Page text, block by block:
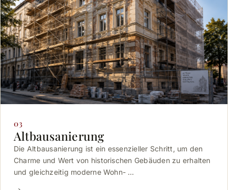
03
Altbausanierung
Die Altbausanierung ist ein essenzieller Schritt, um den
Charme und Wert von historischen Gebäuden zu erhalten
und gleichzeitig moderne Wohn- …